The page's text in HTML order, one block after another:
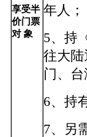
享受半
价门票
对 象
年人；
5、持
往大
门、台
6、持
7、另